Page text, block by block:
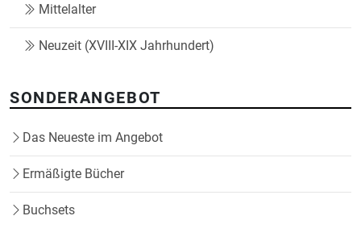
Mittelalter
Neuzeit (XVIII-XIX Jahrhundert)
SONDERANGEBOT
Das Neueste im Angebot
Ermäßigte Bücher
Buchsets